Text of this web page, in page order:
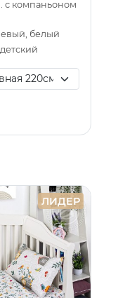
с компаньоном
белый
ЛИДЕР